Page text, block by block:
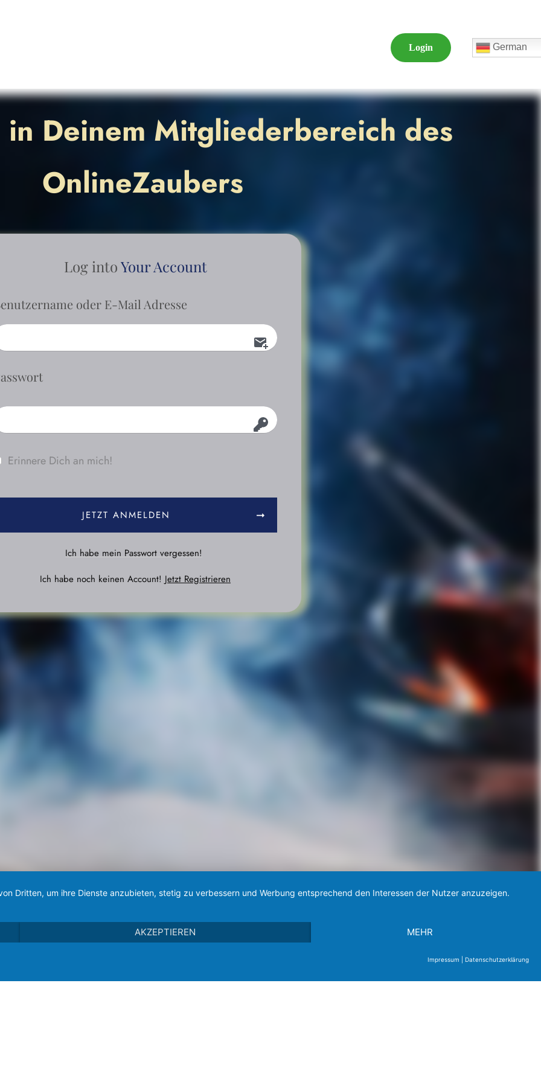
Login German
Deinem Mitgliederbereich des
OnlineZaubers
Log intoYour Account
oder E-Mail Adresse
Erinnere Dich an mich!
JETZT ANMELDEN
Ich habe mein Passwort vergessen!
Ich habe noch keinen Account! Jetzt Registrieren
Dritten, um ihre Dienste anzubieten, stetig zu verbessern und Werbung entsprechend den Interessen der Nutzer anzuzeigen.
AKZEPTIEREN MEHR
Impressum Datenschutzerklärung